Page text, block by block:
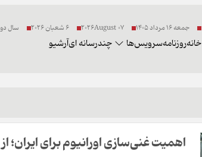
جمعه ۱۶ مرداد ۱۴۰۵ 07 2026August 6 شعبان 2026 سال
خانهروزنامهسرویس‌ها چندرسانه ایآرشیو
اهمیت غنی‌سازی اورانیوم برای ایران؛